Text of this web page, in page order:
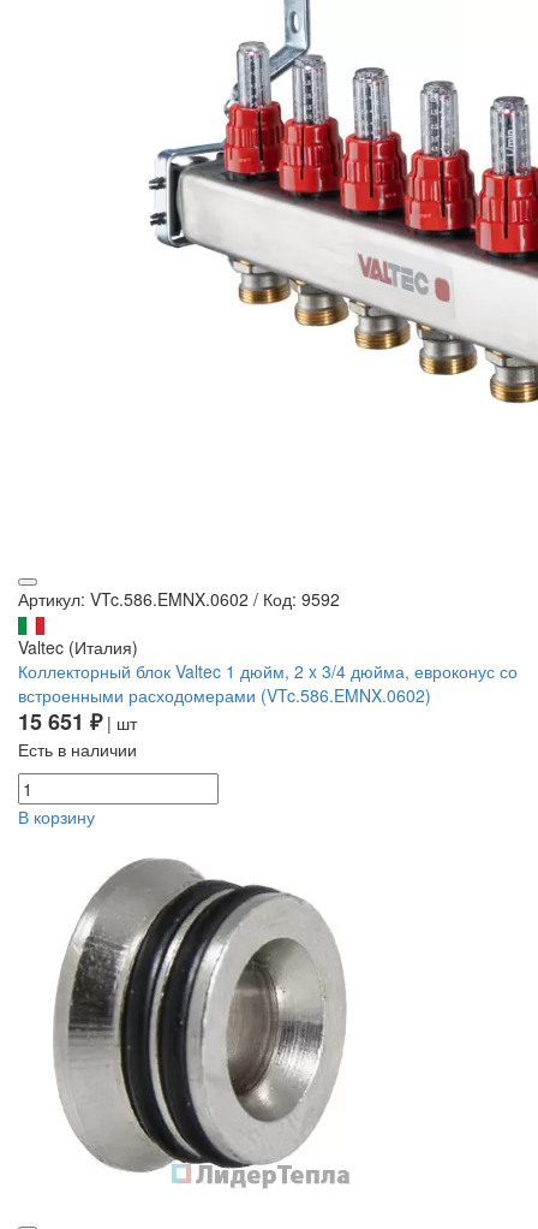
Артикул: VTc.586.EMNX.0602 / Код: 9592
Valtec (Италия)
Коллекторный блок Valtec 1 дюйм, 2 x 3/4 дюйма, евроконус со
встроенными расходомерами (VTc.586.EMNX.0602)
15 651 ₽| шт
Есть в наличии
В корзину